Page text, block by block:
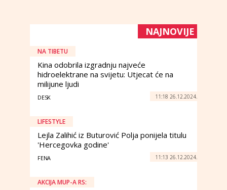
NAJNOVIJE
NA TIBETU
Kina odobrila izgradnju najveće
hidroelektrane na svijetu: Utjecat će na
milijune ljudi
DESK 11:18 26.12.2024.
LIFESTYLE
Lejla Zalihić iz Buturović Polja ponijela titulu
'Hercegovka godine'
FENA 11:13 26.12.2024.
AKCIJA MUP-A RS: